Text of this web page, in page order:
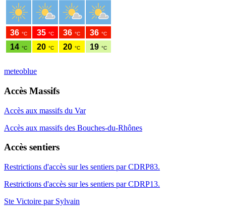
meteoblue
Accès Massifs
Accès aux massifs du Var
Accès aux massifs des Bouches-du-Rhônes
Accès sentiers
Restrictions d'accès sur les sentiers par CDRP83.
Restrictions d'accès sur les sentiers par CDRP13.
Ste Victoire par Sylvain